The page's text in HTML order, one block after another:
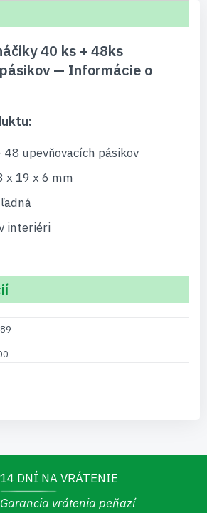
40 ks + 48ks
— Informácie o
48 upevňovacích pásikov
x 19 x 6 mm
interiéri
14 DNÍ NA VRÁTENIE
Garancia vrátenia peňazí